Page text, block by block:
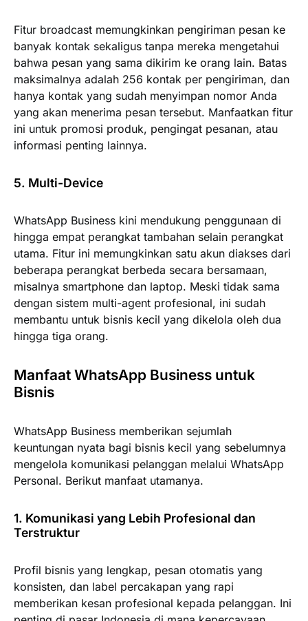
Fitur broadcast memungkinkan pengiriman pesan ke
banyak kontak sekaligus tanpa mereka mengetahui
bahwa pesan yang sama dikirim ke orang lain. Batas
maksimalnya adalah 256 kontak per pengiriman, dan
hanya kontak yang sudah menyimpan nomor Anda
yang akan menerima pesan tersebut. Manfaatkan fitur
ini untuk promosi produk, pengingat pesanan, atau
informasi penting lainnya.
5. Multi-Device
WhatsApp Business kini mendukung penggunaan di
hingga empat perangkat tambahan selain perangkat
utama. Fitur ini memungkinkan satu akun diakses dari
beberapa perangkat berbeda secara bersamaan,
misalnya smartphone dan laptop. Meski tidak sama
dengan sistem multi-agent profesional, ini sudah
membantu untuk bisnis kecil yang dikelola oleh dua
hingga tiga orang.
Manfaat WhatsApp Business untuk
Bisnis
WhatsApp Business memberikan sejumlah
keuntungan nyata bagi bisnis kecil yang sebelumnya
mengelola komunikasi pelanggan melalui WhatsApp
Personal. Berikut manfaat utamanya.
1. Komunikasi yang Lebih Profesional dan
Terstruktur
Profil bisnis yang lengkap, pesan otomatis yang
konsisten, dan label percakapan yang rapi
memberikan kesan profesional kepada pelanggan. Ini